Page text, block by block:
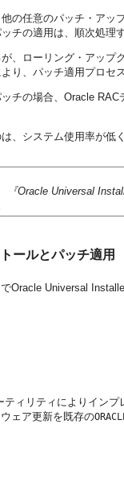
の任意のパッチ・ア
チの適用は、順次処
、ローリング・アッ
り、パッチ適用プロセ
チの場合、Oracle
、システム使用率が
『Oracle Universal
ールとパッチ適用
Oracle Universal
ィリティによりイン
ェア更新を既存の